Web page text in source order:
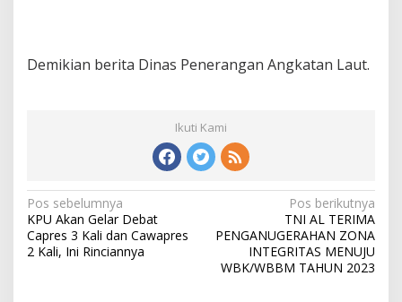
Demikian berita Dinas Penerangan Angkatan Laut.
Ikuti Kami
N
a
v
Pos sebelumnya
KPU Akan Gelar Debat
Capres 3 Kali dan Cawapres
2 Kali, Ini Rinciannya
Pos berikutnya
TNI AL TERIMA
PENGANUGERAHAN ZONA
INTEGRITAS MENUJU
WBK/WBBM TAHUN 2023